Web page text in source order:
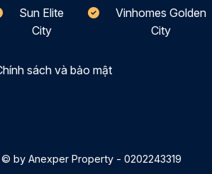
Sun Elite
City
Vinhomes Golden
City
sách và bảo mật
by Anexper Property - 0202243319